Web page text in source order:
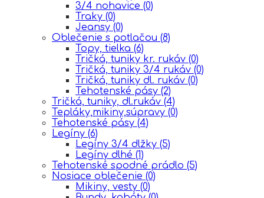
3/4 nohavice (0)
Traky (0)
Jeansy (0)
Oblečenie s potlačou (8)
Topy, tielka (6)
Tričká, tuniky kr. rukáv (0)
Tričká, tuniky 3/4 rukáv (0)
Tričká, tuniky dl. rukáv (0)
Tehotenské pásy (2)
Tričká, tuniky, dl.rukáv (4)
Tepláky,mikiny,súpravy (0)
Tehotenské pásy (4)
Legíny (6)
Legíny 3/4 dlžky (5)
Legíny dlhé (1)
Tehotenské spodné prádlo (5)
Nosiace oblečenie (0)
Mikiny, vesty (0)